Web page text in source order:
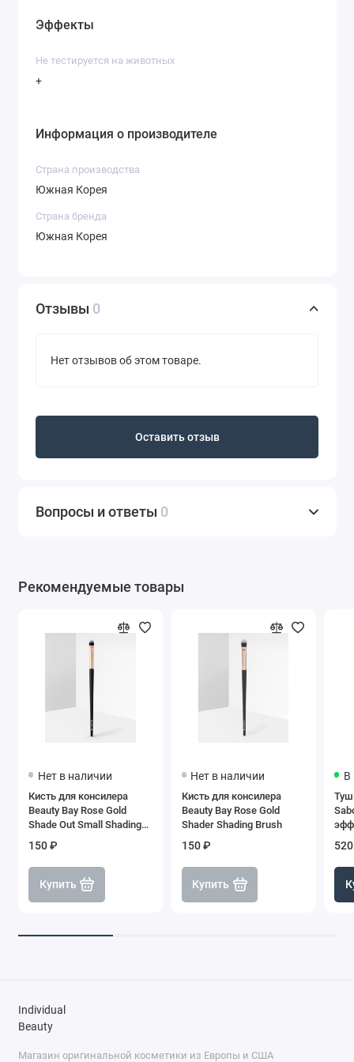
Эффекты
Не тестируется на животных
+
Информация о производителе
Страна производства
Южная Корея
Страна бренда
Южная Корея
Отзывы 0
Нет отзывов об этом товаре.
Оставить отзыв
Вопросы и ответы 0
Рекомендуемые товары
Нет в наличии
Кисть для консилера
Beauty Bay Rose Gold
Shade Out Small Shading
150 ₽
Купить
Нет в наличии
Кисть для консилера
Beauty Bay Rose Gold
Shader Shading Brush
150 ₽
Купить
В
Individual
Beauty
Магазин оригинальной косметики из Европы и США